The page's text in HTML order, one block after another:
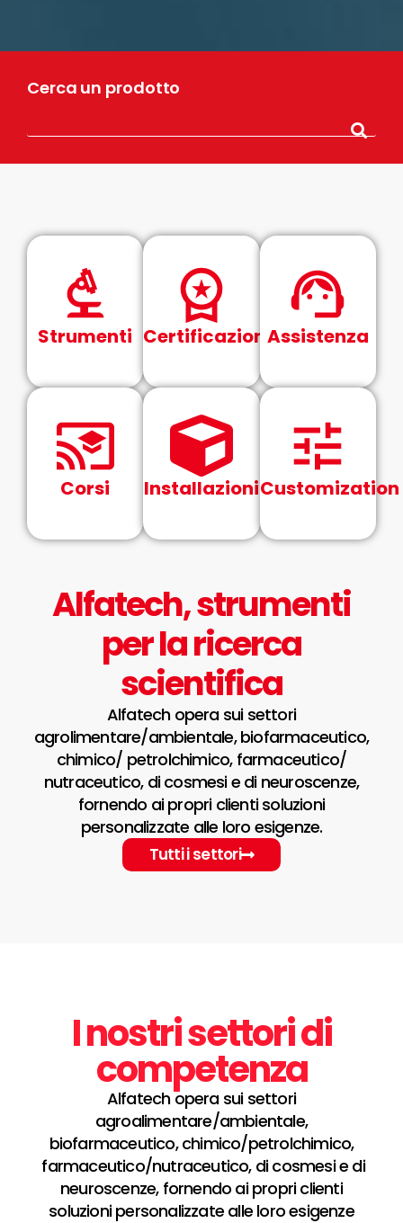
Cerca un prodotto
Strumenti CertificazioniAssistenza
Corsi InstallazioniCustomization
Alfatech, strumenti
per la ricerca
scientifica
Alfatech opera sui settori
agrolimentare/ambientale, biofarmaceutico,
chimico/ petrolchimico, farmaceutico/
nutraceutico, di cosmesi e di neuroscenze,
fornendo ai propri clienti soluzioni
personalizzate alle loro esigenze.
Tutti i settori
I nostri settori di
competenza
Alfatech opera sui settori
agroalimentare/ambientale,
biofarmaceutico, chimico/petrolchimico,
farmaceutico/nutraceutico, di cosmesi e di
neuroscenze, fornendo ai propri clienti
soluzioni personalizzate alle loro esigenze